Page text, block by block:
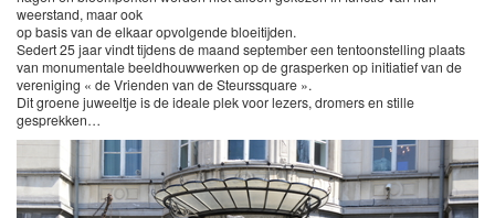
weerstand, maar ook
op basis van de elkaar opvolgende bloeitijden.
Sedert 25 jaar vindt tijdens de maand september een tentoonstelling plaats
van monumentale beeldhouwwerken op de grasperken op initiatief van de
vereniging « de Vrienden van de Steurssquare ».
Dit groene juweeltje is de ideale plek voor lezers, dromers en stille
gesprekken…